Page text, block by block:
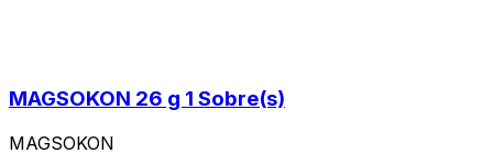
MAGSOKON 26 g 1 Sobre(s)
MAGSOKON